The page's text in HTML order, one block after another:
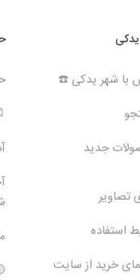
با شهر یدکی ☎️
جدید
تصاویر
استفاده
خرید از سایت